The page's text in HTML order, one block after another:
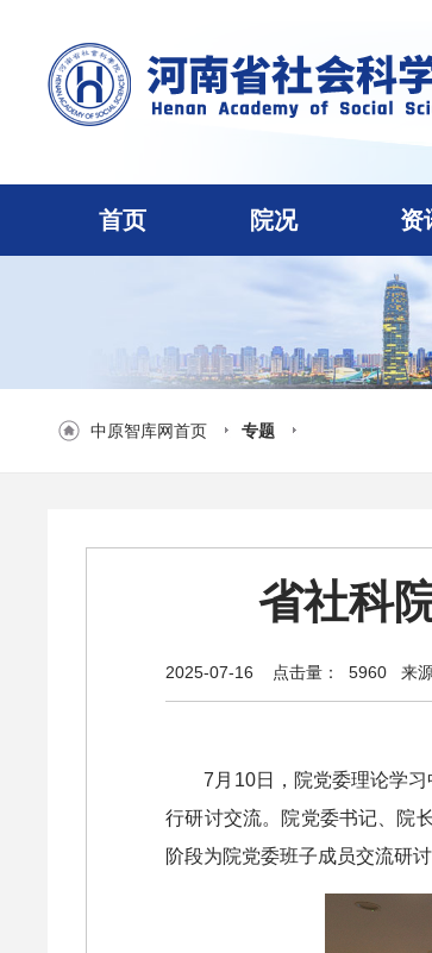
首页 院况 资
中原智库网首页 专题
省社科
2025-07-16 点击量： 5960 来
7月10日，院党委理论学
行研讨交流。院党委书记、院
阶段为院党委班子成员交流研讨